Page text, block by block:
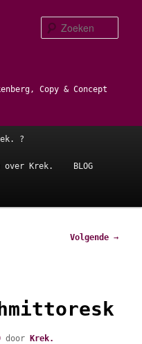
Copy & Concept
?
over Krek. BLOG
Volgende →
doorKrek.